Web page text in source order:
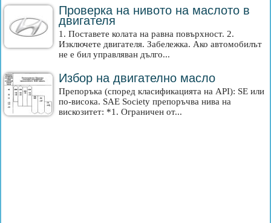
Проверка на нивото на маслото в
двигателя
1. Поставете колата на равна повърхност. 2.
Изключете двигателя. Забележка. Ако автомобилът
не е бил управляван дълго...
Избор на двигателно масло
Препоръка (според класификацията на API): SE или
по-висока. SAE Society препоръчва нива на
вискозитет: *1. Ограничен от...